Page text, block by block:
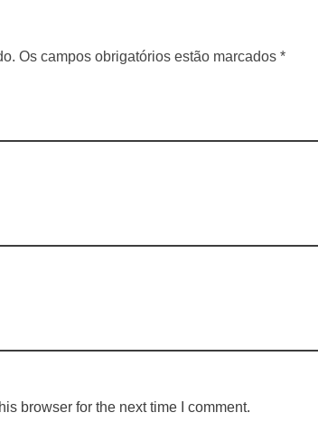
Os campos obrigatórios estão marcados *
browser for the next time I comment.